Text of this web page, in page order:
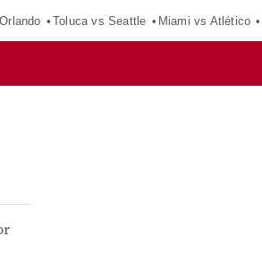
Toluca vs Seattle Miami vs Atlético